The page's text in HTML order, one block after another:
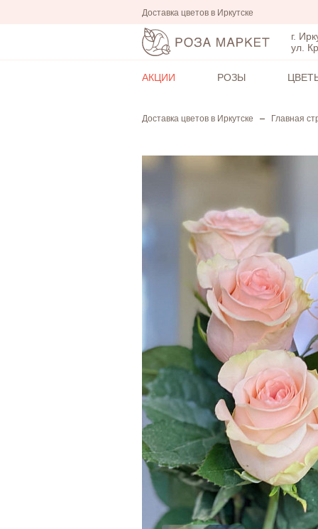
Доставка цветов в Иркутске
г.
ул.
АКЦИИ РОЗЫ
Доставка цветов в Иркутске Главная